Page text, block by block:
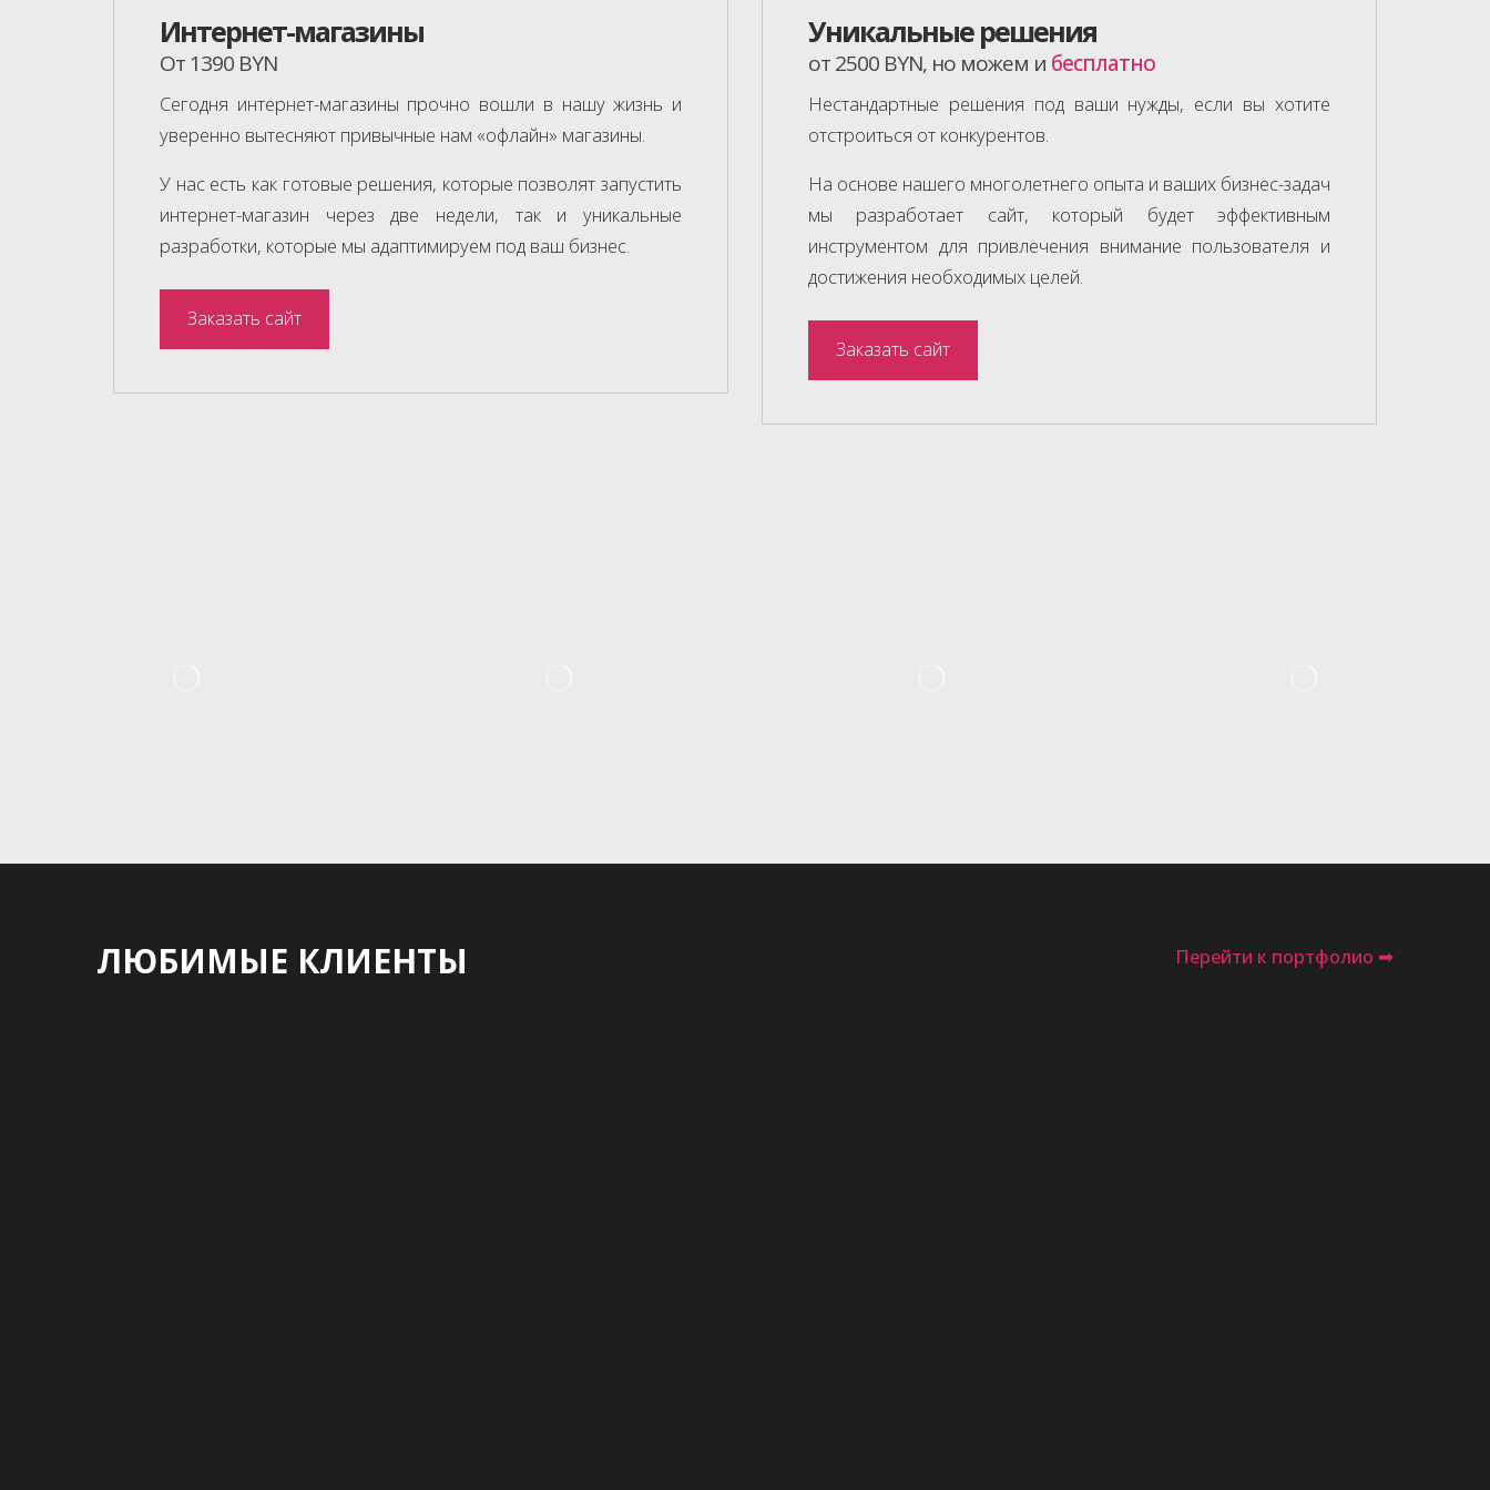
Интернет-магазины
От 1390 BYN
Сегодня интернет-магазины прочно вошли в нашу жизнь и
уверенно вытесняют привычные нам «офлайн» магазины.
У нас есть как готовые решения, которые позволят запустить
интернет-магазин через две недели, так и уникальные
разработки, которые мы адаптимируем под ваш бизнес.
Заказать сайт
Уникальные решения
от 2500 BYN, но можем и бесплатно
Нестандартные решения под ваши нужды, если вы хотите
отстроиться от конкурентов.
На основе нашего многолетнего опыта и ваших бизнес-задач
мы разработает сайт, который будет эффективным
инструментом для привлечения внимание пользователя и
достижения необходимых целей.
Заказать сайт
ЛЮБИМЫЕ КЛИЕНТЫ Перейти к портфолио ➡